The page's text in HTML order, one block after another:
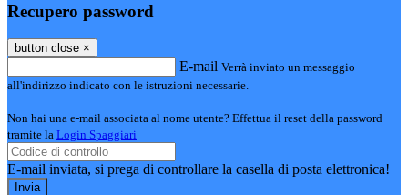
Recupero password
button close ×
E-mail Verrà inviato un messaggio
all'indirizzo indicato con le istruzioni necessarie.
Non hai una e-mail associata al nome utente? Effettua il reset della password
tramite la Login Spaggiari
E-mail inviata, si prega di controllare la casella di posta elettronica!